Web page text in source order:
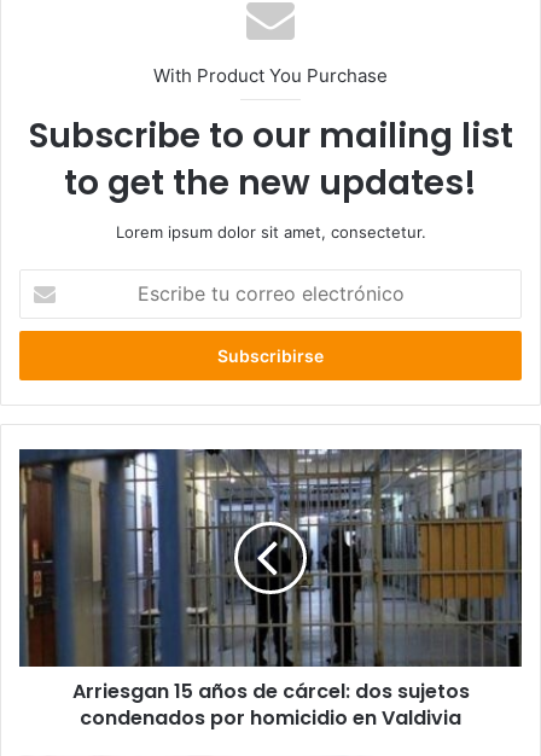
With Product You Purchase
Subscribe to our mailing list
to get the new updates!
Lorem ipsum dolor sit amet, consectetur.
correo
Arriesgan
15
años
de
cárcel:
dos
sujetos
por
homicidioArriesgan 15 años de cárcel: dos sujetos
condenados por homicidio en Valdivia